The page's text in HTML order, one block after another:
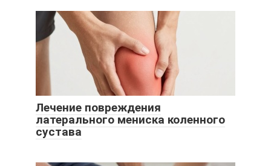
Лечение повреждения
латерального мениска коленного
сустава